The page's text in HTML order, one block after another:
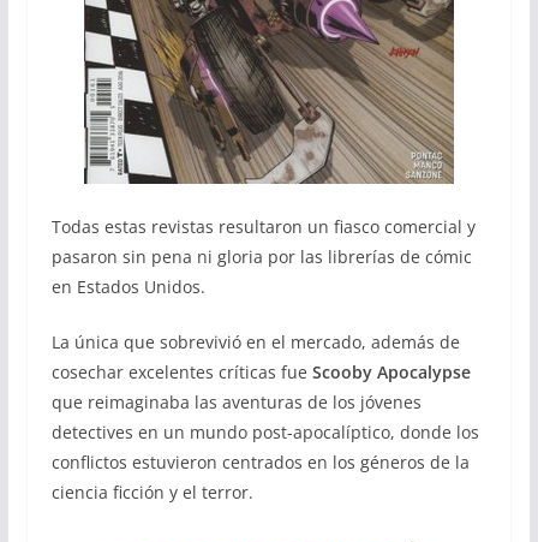
Todas estas revistas resultaron un fiasco comercial y
pasaron sin pena ni gloria por las librerías de cómic
en Estados Unidos.
La única que sobrevivió en el mercado, además de
cosechar excelentes críticas fue Scooby Apocalypse
que reimaginaba las aventuras de los jóvenes
detectives en un mundo post-apocalíptico, donde los
conflictos estuvieron centrados en los géneros de la
ciencia ficción y el terror.